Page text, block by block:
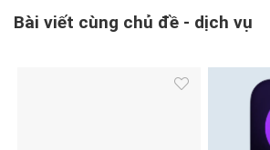
Bài viết cùng chủ đề - dịch vụ